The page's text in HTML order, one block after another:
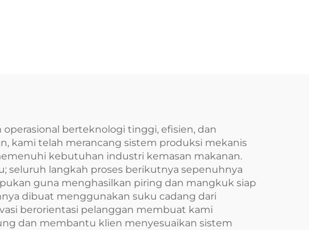
berteknologi tinggi, efisien, dan
kami telah merancang sistem produksi mekanis
kebutuhan industri kemasan makanan.
seluruh langkah proses berikutnya sepenuhnya
guna menghasilkan piring dan mangkuk siap
dibuat menggunakan suku cadang dari
berorientasi pelanggan membuat kami
dan membantu klien menyesuaikan sistem